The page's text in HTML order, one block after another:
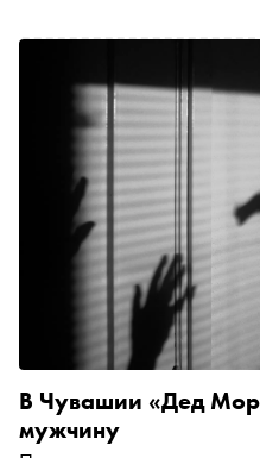
В Чувашии «Дед
мужчину